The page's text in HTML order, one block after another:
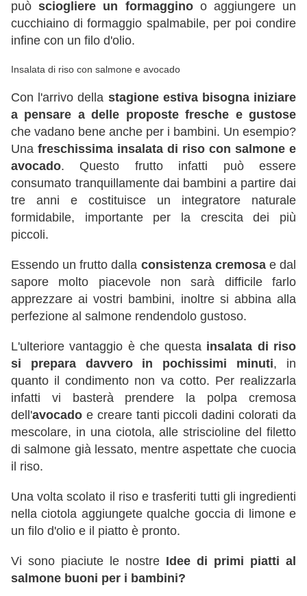
puòsciogliere un formagginoo aggiungere un
cucchiaino di formaggio spalmabile, per poi condire
infine con un filo d'olio.
Insalata di riso con salmone e avocado
Con l'arrivo della stagione estiva bisogna iniziare
a pensare a delle proposte fresche e gustose
che vadano bene anche per i bambini. Un esempio?
Una freschissima insalata di riso con salmone e
avocado. Questo frutto infatti può essere
consumato tranquillamente dai bambini a partire dai
tre anni e costituisce un integratore naturale
formidabile, importante per la crescita dei più
piccoli.
Essendo un frutto dalla consistenza cremosae dal
sapore molto piacevole non sarà difficile farlo
apprezzare ai vostri bambini, inoltre si abbina alla
perfezione al salmone rendendolo gustoso.
L'ulteriore vantaggio è che questa insalata di riso
si prepara davvero in pochissimi minuti, in
quanto il condimento non va cotto. Per realizzarla
infatti vi basterà prendere la polpa cremosa
dell'avocado e creare tanti piccoli dadini colorati da
mescolare, in una ciotola, alle striscioline del filetto
di salmone già lessato, mentre aspettate che cuocia
il riso.
Una volta scolato il riso e trasferiti tutti gli ingredienti
nella ciotola aggiungete qualche goccia di limone e
un filo d'olio e il piatto è pronto.
Vi sono piaciute le nostre Idee di primi piatti al
salmone buoni per i bambini?